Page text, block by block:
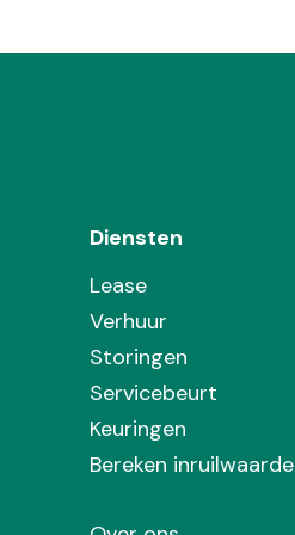
Diensten
Lease
Verhuur
Storingen
Servicebeurt
Keuringen
Bereken inruilwaarde